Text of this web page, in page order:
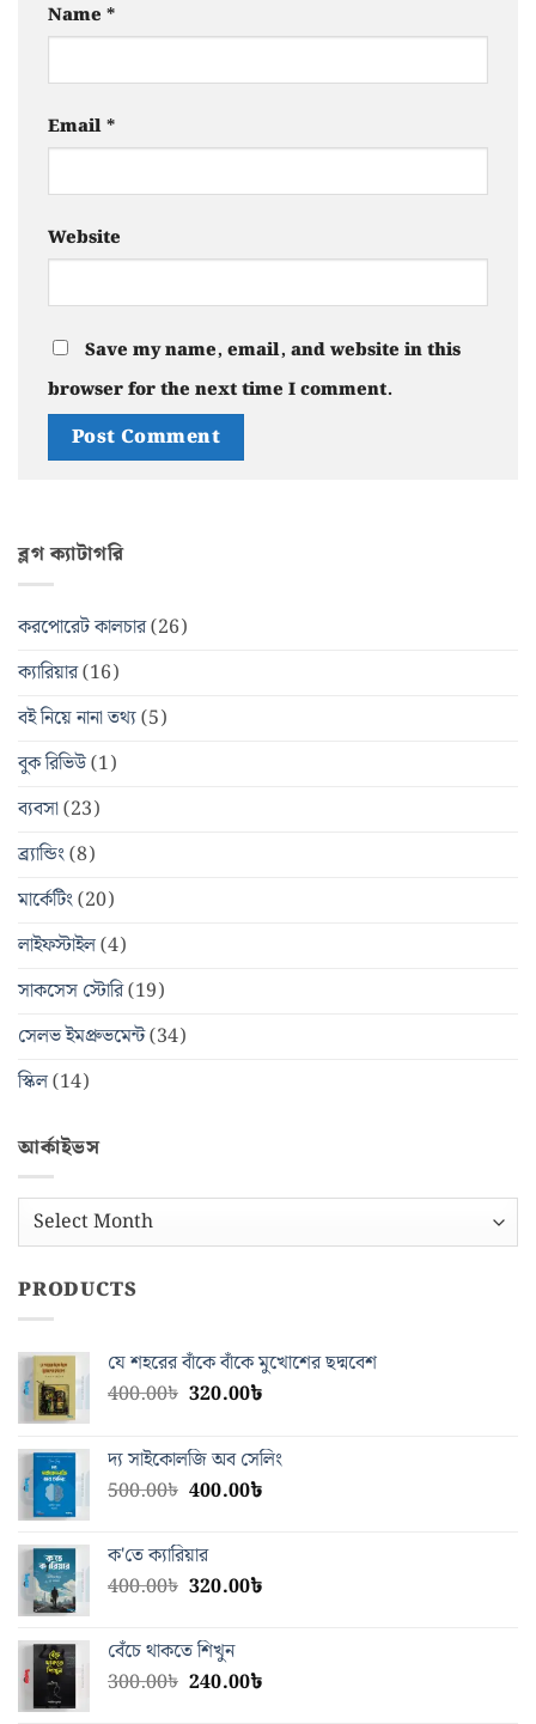
Name *
Email*
Website
Save my name, email, and website in this
browser for the next time I comment.
ব্লগ ক্যাটাগরি
করপোরেট কালচার(26)
ক্যারিয়ার(16)
বই নিয়ে নানা তথ্য(5)
বুক রিভিউ(1)
ব্যবসা(23)
ব্র্যান্ডিং(8)
মার্কেটিং(20)
লাইফস্টাইল(4)
সাকসেস স্টোরি(19)
সেলভ ইমপ্রুভমেন্ট(34)
স্কিল(14)
আর্কাইভস
আর্কাইভস
PRODUCTS
যে শহরের বাঁকে বাঁকে মুখোশের ছদ্মবেশ
400.00৳ Original
was:
400.00৳.
320.00৳Current
is:
320.00৳.
দ্য সাইকোলজি অব সেলিং
500.00৳ Original
was:
500.00৳.
400.00৳Current
ক'তে ক্যারিয়ার
400.00৳ Original
was:
400.00৳.
320.00৳Current
বেঁচে থাকতে শিখুন
300.00৳ Original
240.00৳Current